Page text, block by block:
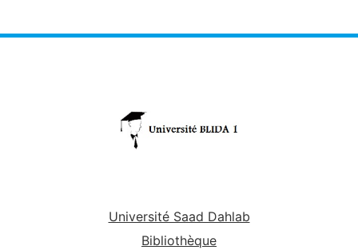
Université Saad Dahlab
Bibliothèque